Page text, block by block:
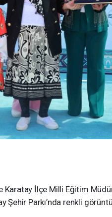
Karatay İlçe Milli Eğitim
Şehir Parkı’nda renkli